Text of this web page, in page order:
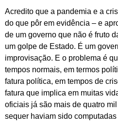
Acredito que a pandemia e a
do que pôr em evidência – e
de um governo que não é fruto
um golpe de Estado. É um
improvisação. E o problema é
tempos normais, em termos
fatura política, em tempos de
fatura que implica em muitas
oficiais já são mais de quatro
sequer haviam sido